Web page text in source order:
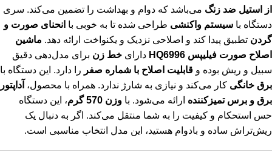
از استیل ضد زنگ می‌باشد که دوام و بهداشت را تضمین می‌کند. سری
دستگاه با سیستم واکنشی طراحی شده تا به خوبی با انحنای صورت و
گردن تطبیق پیدا کند و اصلاحی نزدیک و یکنواخت ارائه دهد. ماشین
اصلاح صورت فیلیپس HQ6996
دارای خط زن برای مدل‌دهی دقیق
سبیل و ریش بوده و قابلیت اصلاح با شماره صفر را دارد. این دستگاه با
برق خانگی کار می‌کند و نیازی به شارژ ندارد. همراه با محصول، آداپتور
برق و برس تمیزکننده ارائه می‌شود. با وزن 570 گرم
، این دستگاه
حس استحکام و کیفیت را به شما منتقل می‌کند. اگر به دنبال یک
ریش‌تراش ساده و بادوام هستید، این مدل انتخاب مناسبی است.